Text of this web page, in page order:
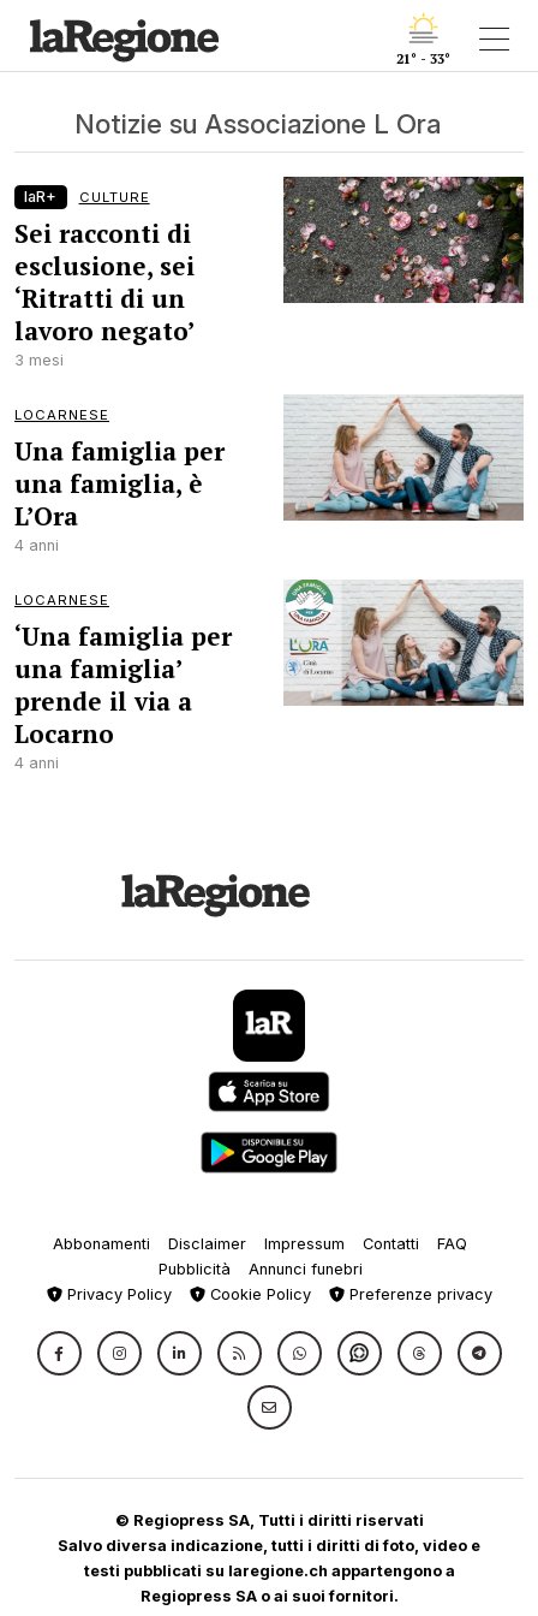
21° - 33°
Notizie su Associazione L Ora
laR+ CULTURE
Sei racconti di
esclusione, sei
‘Ritratti di un
lavoro negato’
3 mesi
LOCARNESE
Una famiglia per
una famiglia, è
L’Ora
4 anni
LOCARNESE
‘Una famiglia per
una famiglia’
prende il via a
Locarno
4 anni
Abbonamenti Disclaimer Impressum Contatti
FAQ
Pubblicità
Annunci funebri
Privacy Policy
Cookie Policy Preferenze privacy
© Regiopress SA, Tutti i diritti riservati
Salvo diversa indicazione, tutti i diritti di foto, video e
testi pubblicati su laregione.ch appartengono a
Regiopress SA o ai suoi fornitori.